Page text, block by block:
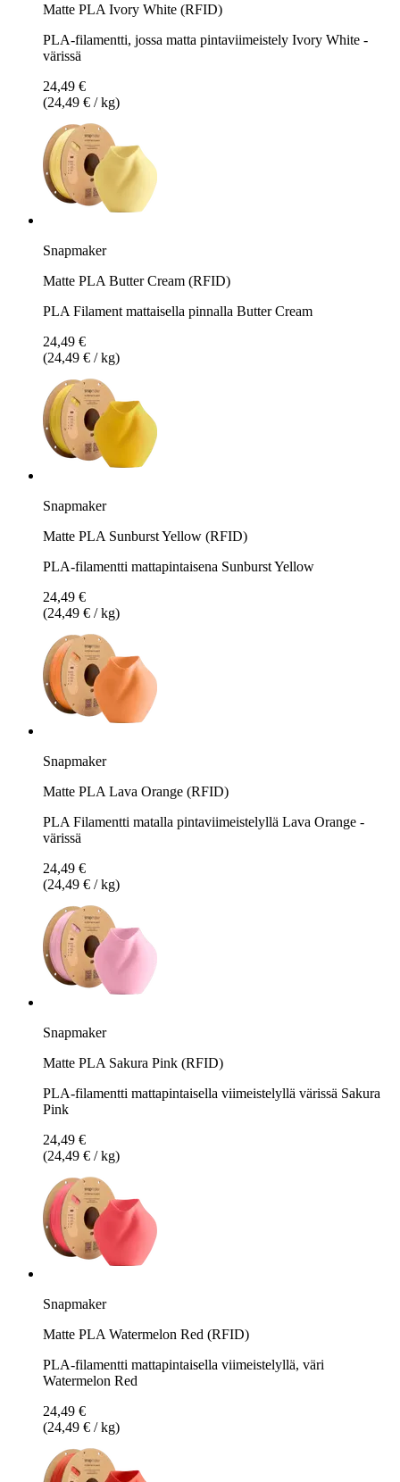
Matte PLA Ivory White (RFID)
PLA-filamentti, jossa matta pintaviimeistely Ivory White -
värissä
24,49 €
(24,49 € / kg)
Snapmaker
Matte PLA Butter Cream (RFID)
PLA Filament mattaisella pinnalla Butter Cream
24,49 €
(24,49 € / kg)
Snapmaker
Matte PLA Sunburst Yellow (RFID)
PLA-filamentti mattapintaisena Sunburst Yellow
24,49 €
(24,49 € / kg)
Snapmaker
Matte PLA Lava Orange (RFID)
PLA Filamentti matalla pintaviimeistelyllä Lava Orange -
värissä
24,49 €
(24,49 € / kg)
Snapmaker
Matte PLA Sakura Pink (RFID)
PLA-filamentti mattapintaisella viimeistelyllä värissä Sakura
Pink
24,49 €
(24,49 € / kg)
Snapmaker
Matte PLA Watermelon Red (RFID)
PLA-filamentti mattapintaisella viimeistelyllä, väri
Watermelon Red
24,49 €
(24,49 € / kg)